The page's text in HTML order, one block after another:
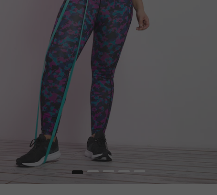
1 2 3 4 5